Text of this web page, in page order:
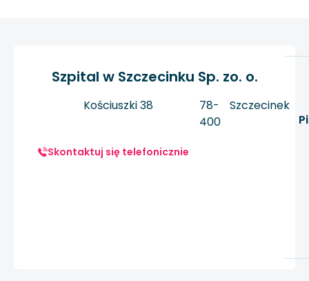
Szpital w Szczecinku Sp. zo. o.
Kościuszki 38
78-
400
Szczecinek
Skontaktuj się telefonicznie